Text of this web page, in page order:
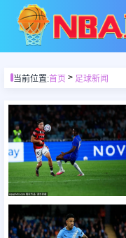
首页
足球直播
篮球直播
足球录像
篮球录像
当前位置:首页> 足球新闻